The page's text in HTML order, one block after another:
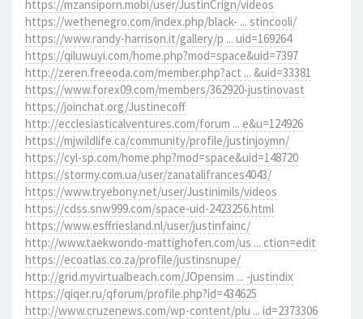
https://mzansiporn.mobi/user/JustinCrign/videos
https://wethenegro.com/index.php/black- ... stincooli/
https://www.randy-harrison.it/gallery/p ... uid=169264
https://qiluwuyi.com/home.php?mod=space&uid=7397
http://zeren.freeoda.com/member.php?act ... &uid=33381
https://www.forex09.com/members/362920-justinovast
https://joinchat.org/Justinecoff
http://ecclesiasticalventures.com/forum ... e&u=124926
https://mjwildlife.ca/community/profile/justinjoymn/
https://cyl-sp.com/home.php?mod=space&uid=148720
https://stormy.com.ua/user/zanatalifrances4043/
https://www.tryebony.net/user/Justinimils/videos
https://cdss.snw999.com/space-uid-2423256.html
https://www.esffriesland.nl/user/justinfainc/
http://www.taekwondo-mattighofen.com/us ... ction=edit
https://ecoatlas.co.za/profile/justinsnupe/
http://grid.myvirtualbeach.com/JOpensim ... -justindix
https://qiqer.ru/qforum/profile.php?id=434625
http://www.cruzenews.com/wp-content/plu ... id=2373306